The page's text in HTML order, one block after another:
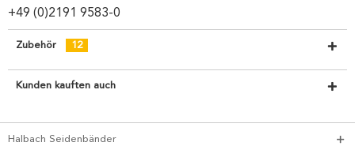
+49 (0)2191 9583-0
Zubehör 12
Kunden kauften auch
Halbach Seidenbänder